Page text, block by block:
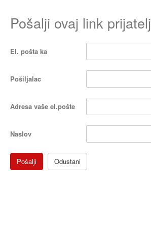
Pošalji ovaj link
El. pošta ka
Pošiljalac
Adresa vaše el.pošte
Naslov
Pošalji Odustani